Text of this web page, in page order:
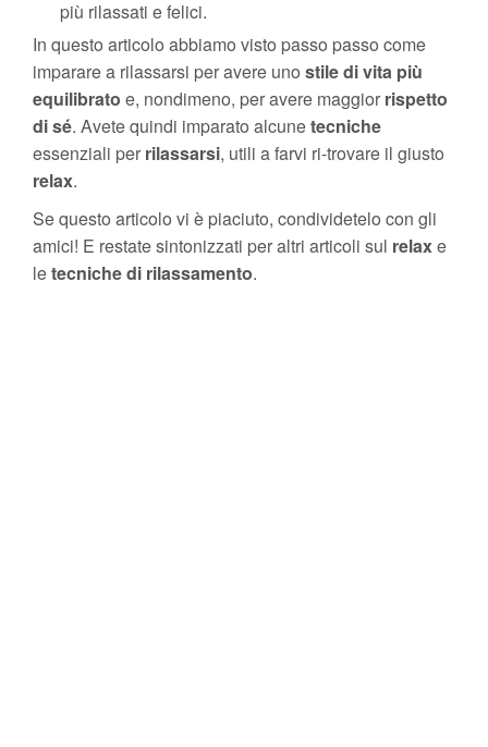
più rilassati e felici.
In questo articolo abbiamo visto passo passo come
imparare a rilassarsi per avere uno stile di vita più
equilibrato e, nondimeno, per avere maggior rispetto
di sé. Avete quindi imparato alcunetecniche
essenziali per rilassarsi, utili a farvi ri-trovare il giusto
relax.
Se questo articolo vi è piaciuto, condividetelo con gli
amici! E restate sintonizzati per altri articoli sul relaxe
letecniche di rilassamento.